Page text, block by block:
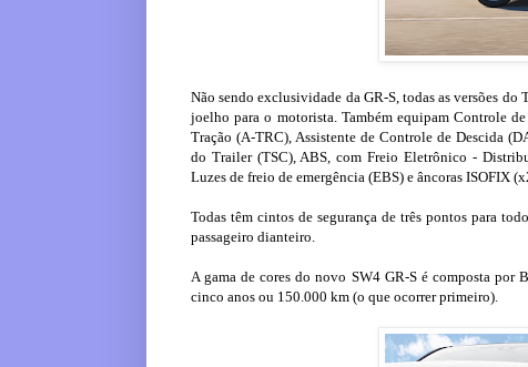
Não sendo exclusividade da GR-S, todas as versões
joelho para o motorista. Também equipam Controle
Tração (A-TRC), Assistente de Controle de Descida
do Trailer (TSC), ABS, com Freio Eletrônico -
Luzes de freio de emergência (EBS) e âncoras ISOFIX
Todas têm cintos de segurança de três pontos para
passageiro dianteiro.
A gama de cores do novo SW4 GR-S é composta
cinco anos ou 150.000 km (o que ocorrer primeiro).